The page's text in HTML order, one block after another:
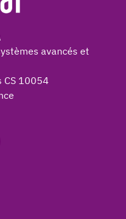
avancés et
CS 10054